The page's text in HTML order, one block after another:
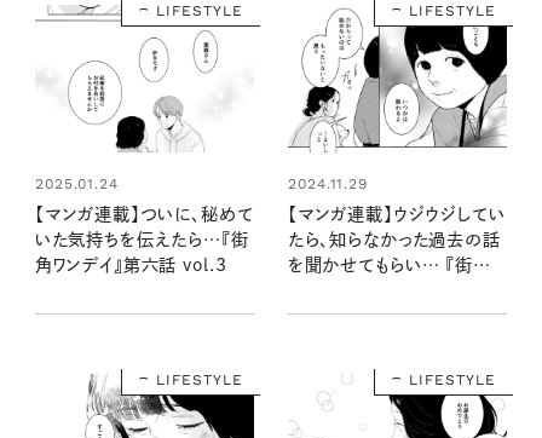
LIFESTYLE
2025.01.24
【マンガ連載】ついに、秘めて
いた気持ちを伝えたら…『街
角ワンデイ』第六話 vol.3
LIFESTYLE
2024.11.29
【マンガ連載】ウジウジしてい
たら、知らなかった過去の話
を聞かせてもらい… 『街角ワ
LIFESTYLE LIFESTYLE